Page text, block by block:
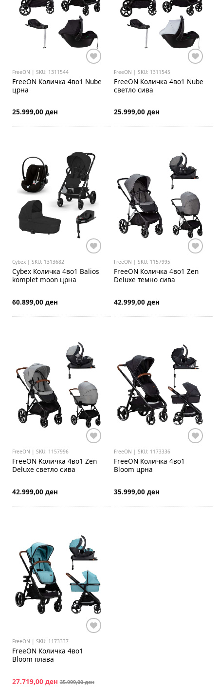
FreeON | SKU: 1311544
FreeON Количка 4во1 Nube
црна
25.999,00 ден
FreeON | SKU: 1311545
FreeON Количка 4во1 Nube
светло сива
25.999,00 ден
Cybex | SKU: 1313682
CybexКоличка 4во1 Balios
komplet moon црна
60.899,00 ден
FreeON | SKU: 1157995
FreeON Количка 4во1 Zen
Deluxe темно сива
42.999,00 ден
FreeON | SKU: 1157996
FreeON Kоличка 4во1 Zen
Deluxe светло сива
42.999,00 ден
FreeON | SKU: 1173336
FreeON Количка 4во1
Bloom црна
35.999,00 ден
FreeON | SKU: 1173337
FreeON Количка 4во1
Bloom плава
27.719,00 ден 35.999,00 ден